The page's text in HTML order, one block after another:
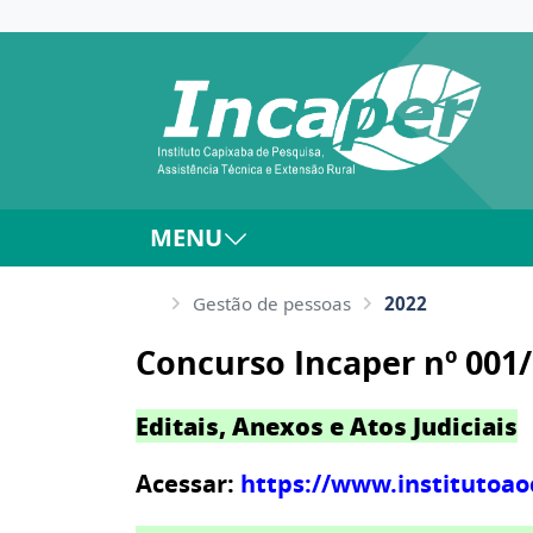
MENU
Gestão de pessoas 2022
Concurso Incaper nº
Editais, Anexos e Atos Judiciais
Acessar: https://